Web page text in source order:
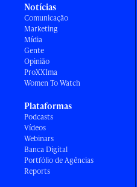
Notícias
Comunicação
Marketing
Mídia
Gente
Opinião
ProXXIma
Women To Watch
Plataformas
Podcasts
Vídeos
Webinars
Banca Digital
Portfólio de Agências
Reports